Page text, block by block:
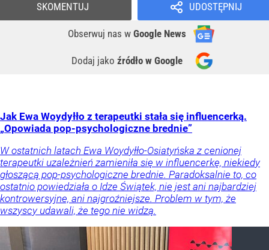
UDOSTĘPNIJ
Obserwuj nas w Google News
Dodaj jako źródło w Google
SKOMENTUJ
Jak Ewa Woydyłło z terapeutki stała się influencerką.
„Opowiada pop-psychologiczne brednie”
W ostatnich latach Ewa Woydyłło-Osiatyńska z cenionej
terapeutki uzależnień zamieniła się w influencerkę, niekiedy
głoszącą pop-psychologiczne brednie. Paradoksalnie to, co
ostatnio powiedziała o Idze Świątek, nie jest ani najbardziej
kontrowersyjne, ani najgroźniejsze. Problem w tym, że
wszyscy udawali, że tego nie widzą.